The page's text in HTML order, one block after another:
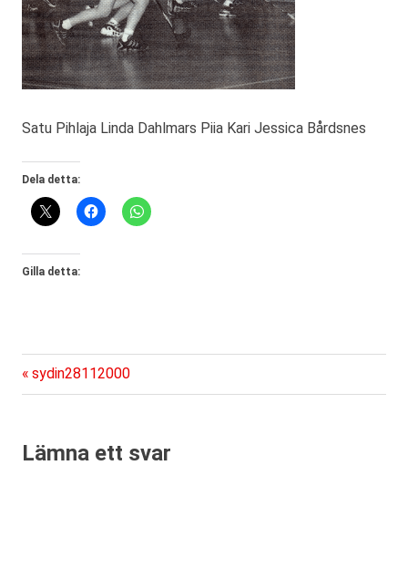
Satu Pihlaja Linda Dahlmars Piia Kari Jessica Bårdsnes
Dela detta:
Gilla detta:
Inläggsnavigering
Föregående
inlägg:
sydin28112000
Lämna ett svar